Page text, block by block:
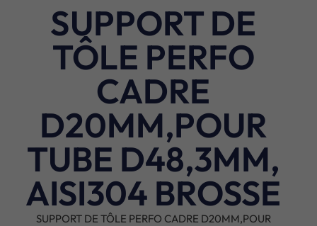
SUPPORT DE
TÔLE PERFO
CADRE
D20MM,POUR
TUBE D48,3MM,
AISI304 BROSSE
SUPPORT DE TÔLE PERFO CADRE D20MM,POUR